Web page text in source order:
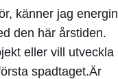
känner jag energin
den här årstiden.
eller vill utveckla
spadtaget.Är